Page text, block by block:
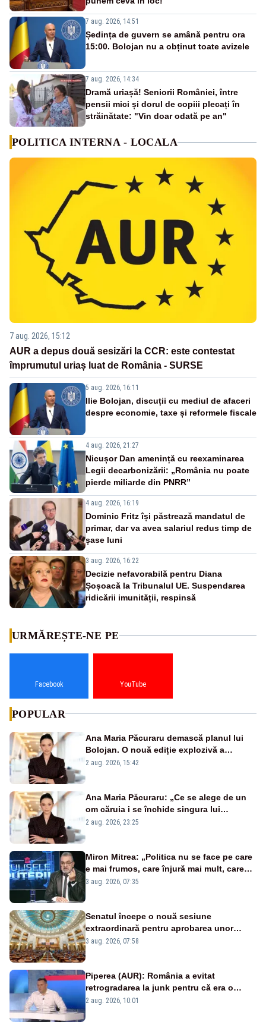
7 aug. 2026, 14:51
Ședința de guvern se amână pentru ora
15:00. Bolojan nu a obținut toate avizele
7 aug. 2026, 14:34
Dramă uriașă! Seniorii României, între
pensii mici și dorul de copiii plecați în
străinătate: "Vin doar odată pe an"
POLITICA INTERNA - LOCALA
7 aug. 2026, 15:12
AUR a depus două sesizări la CCR: este contestat
împrumutul uriaș luat de România - SURSE
5 aug. 2026, 16:11
Ilie Bolojan, discuții cu mediul de afaceri
despre economie, taxe și reformele fiscale
4 aug. 2026, 21:27
Nicușor Dan amenință cu reexaminarea
Legii decarbonizării: „România nu poate
pierde miliarde din PNRR”
4 aug. 2026, 16:19
Dominic Fritz își păstrează mandatul de
primar, dar va avea salariul redus timp de
șase luni
3 aug. 2026, 16:22
Decizie nefavorabilă pentru Diana
Șoșoacă la Tribunalul UE. Suspendarea
ridicării imunității, respinsă
URMĂREȘTE-NE PE
Facebook YouTube
POPULAR
Ana Maria Păcuraru demască planul lui
Bolojan. O nouă ediție explozivă a
emisiunii „Miza Zilei” la Realitatea PLUS
2 aug. 2026, 15:42
Ana Maria Păcuraru: „Ce se alege de un
om căruia i se închide singura lui
portiță?”
2 aug. 2026, 23:25
Miron Mitrea: „Politica nu se face pe care
e mai frumos, care înjură mai mult, care
țipă mai tare, ci pe proiecte”
3 aug. 2026, 07:35
Senatul începe o nouă sesiune
extraordinară pentru aprobarea unor
jaloane din PNRR
3 aug. 2026, 07:58
Piperea (AUR): România a evitat
retrogradarea la junk pentru că era o
catastrofă pentru bănci și fondurile de
2 aug. 2026, 10:01